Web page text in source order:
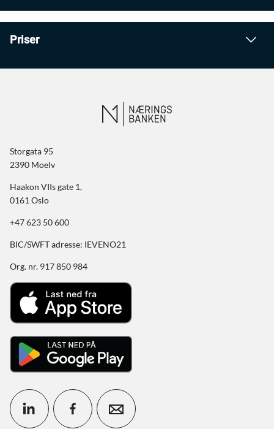
Priser
Storgata 95
2390 Moelv
Haakon VIIs gate 1,
0161 Oslo
+47 623 50 600
BIC/SWFT adresse: IEVENO21
Org. nr. 917 850 984